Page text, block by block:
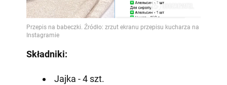
Składniki:
Jajka - 4 szt.